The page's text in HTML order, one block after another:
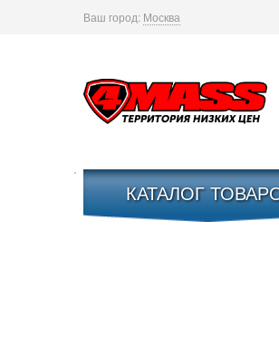
Ваш город: Москва
КАТАЛОГ